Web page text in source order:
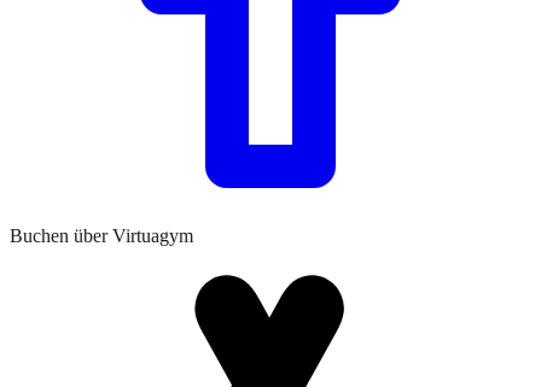
Buchen über Virtuagym